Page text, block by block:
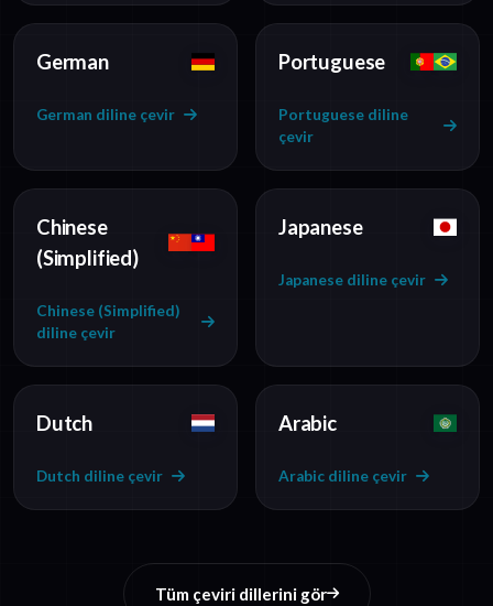
German
German diline çevir
Portuguese
Portuguese diline
çevir
Chinese
(Simplified)
Chinese (Simplified)
diline çevir
Japanese
Japanese diline çevir
Dutch
Dutch diline çevir
Arabic
Arabic diline çevir
Tüm çeviri dillerini gör